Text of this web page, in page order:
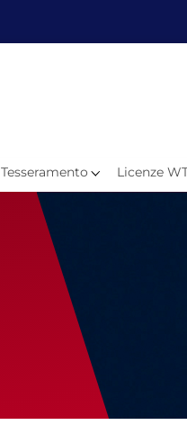
Tesseramento Licenze